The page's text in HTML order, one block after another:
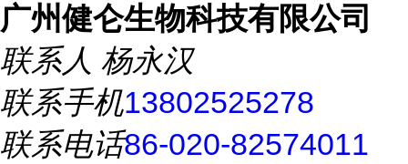
广州健仑生物科技有限公司
联系人 杨永汉
联系手机13802525278
联系电话86-020-82574011